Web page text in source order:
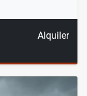
Alquiler